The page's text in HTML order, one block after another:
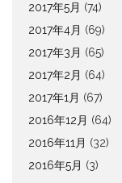
2017年5月 (74)
2017年4月 (69)
2017年3月 (65)
2017年2月 (64)
2017年1月 (67)
2016年12月 (64)
2016年11月 (32)
2016年5月 (3)